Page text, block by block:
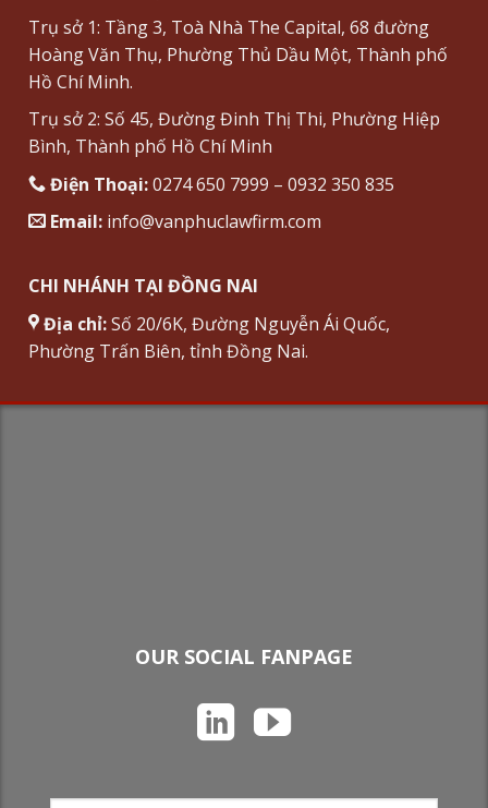
Trụ sở 1: Tầng 3, Toà Nhà The Capital, 68 đường
Hoàng Văn Thụ, Phường Thủ Dầu Một, Thành phố
Hồ Chí Minh.
Trụ sở 2: Số 45, Đường Đinh Thị Thi, Phường Hiệp
Bình, Thành phố Hồ Chí Minh
Điện Thoại:0274 650 7999 – 0932 350 835
Email: info@vanphuclawfirm.com
CHI NHÁNH TẠI ĐỒNG NAI
Địa chỉ:Số 20/6K, Đường Nguyễn Ái Quốc,
Phường Trấn Biên, tỉnh Đồng Nai.
OUR SOCIAL FANPAGE